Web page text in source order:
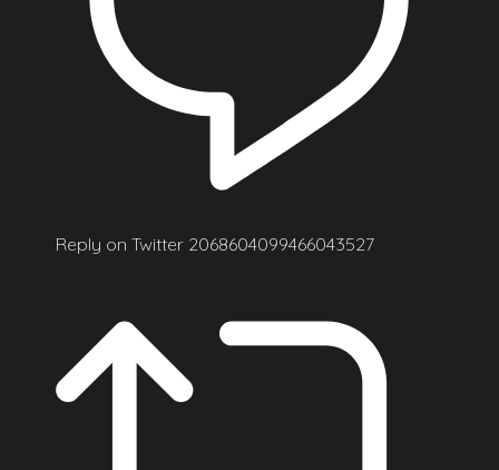
Reply on Twitter 2068604099466043527